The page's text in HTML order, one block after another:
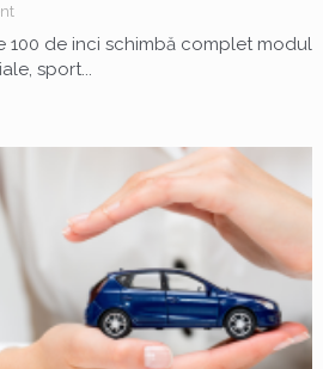
100 de inci schimbă complet modul
sport...